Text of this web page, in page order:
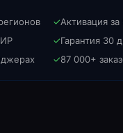
✓Активация
✓Гарантия 30
✓87 000+